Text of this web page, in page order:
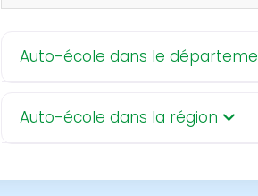
Auto-école dans le
Auto-école dans la région